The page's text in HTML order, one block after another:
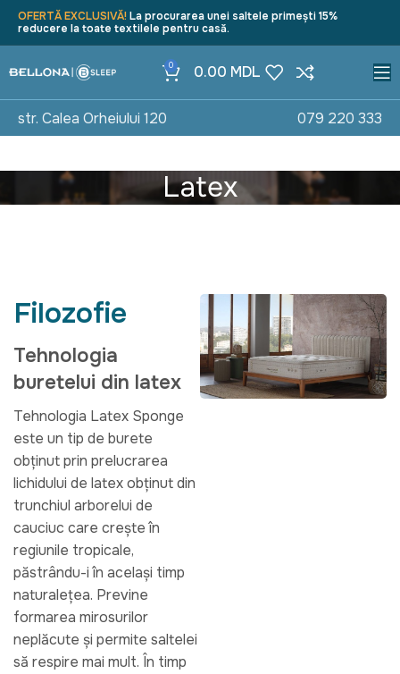
OFERTĂ EXCLUSIVĂ!La procurarea unei saltele primești 15%
reducere la toate textilele pentru casă.
0 0.00 MDL
str. Calea Orheiului 120 079 220 333
Latex
Filozofie
Tehnologia
buretelui din latex
Tehnologia Latex Sponge
este un tip de burete
obținut prin prelucrarea
lichidului de latex obținut din
trunchiul arborelui de
cauciuc care crește în
regiunile tropicale,
păstrându-i în același timp
naturalețea. Previne
formarea mirosurilor
neplăcute și permite saltelei
să respire mai mult. În timp